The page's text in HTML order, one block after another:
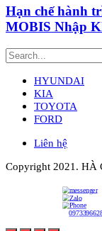
Hạn chế hành
MOBIS Nhập
HYUNDAI
KIA
TOYOTA
FORD
Liên hệ
Copyright 2021. HÀ